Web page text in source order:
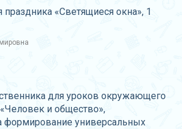
«Светящиеся окна», 1
для уроков окружающего
и общество»,
формирование универсальных